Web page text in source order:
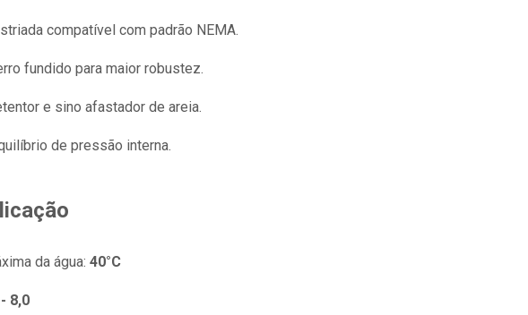
compatível com padrão NEMA.
fundido para maior robustez.
e sino afastador de areia.
de pressão interna.
da água: 40°C
8,0